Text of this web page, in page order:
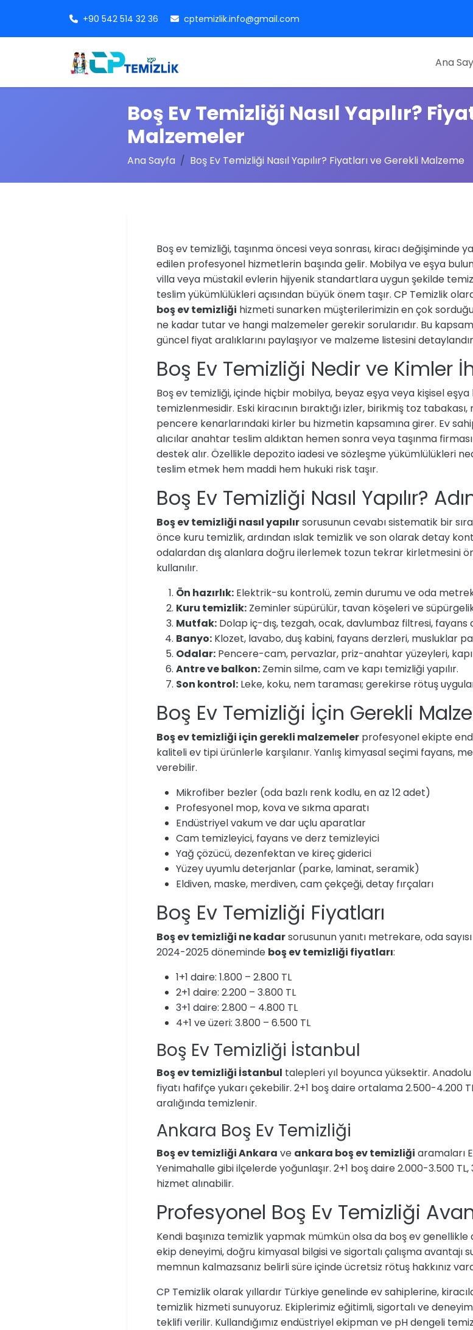
+90 542 514 32 36 cptemizlik.info@gmail.com
Ana
Boş Ev Temizliği Nasıl Yapılır?
Malzemeler
Ana Sayfa Boş Ev Temizliği Nasıl Yapılır? Fiyatları ve Gerekli Malzeme
Boş ev temizliği, taşınma öncesi veya sonrası, kiracı değişiminde
edilen profesyonel hizmetlerin başında gelir. Mobilya ve eşya
villa veya müstakil evlerin hijyenik standartlara uygun şekilde
teslim yükümlülükleri açısından büyük önem taşır. CP Temizlik
boş ev temizliği hizmeti sunarken müşterilerimizin en çok
ne kadar tutar ve hangi malzemeler gerekir sorularıdır. Bu
güncel fiyat aralıklarını paylaşıyor ve malzeme listesini
Boş Ev Temizliği Nedir ve Kimler
Boş ev temizliği, içinde hiçbir mobilya, beyaz eşya veya kişisel
temizlenmesidir. Eski kiracının bıraktığı izler, birikmiş toz
pencere kenarlarındaki kirler bu hizmetin kapsamına girer. Ev
alıcılar anahtar teslim aldıktan hemen sonra veya taşınma
destek alır. Özellikle depozito iadesi ve sözleşme yükümlülükleri
teslim etmek hem maddi hem hukuki risk taşır.
Boş Ev Temizliği Nasıl Yapılır?
Boş ev temizliği nasıl yapılırsorusunun cevabı sistematik bir
önce kuru temizlik, ardından ıslak temizlik ve son olarak detay
odalardan dış alanlara doğru ilerlemek tozun tekrar kirletmesini
kullanılır.
Ön hazırlık: Elektrik-su kontrolü, zemin durumu ve oda
Kuru temizlik: Zeminler süpürülür, tavan köşeleri ve
Mutfak: Dolap iç-dış, tezgah, ocak, davlumbaz filtresi, fayans
Banyo: Klozet, lavabo, duş kabini, fayans derzleri, musluklar
Odalar: Pencere-cam, pervazlar, priz-anahtar yüzeyleri,
Antre ve balkon: Zemin silme, cam ve kapı temizliği yapılır.
Son kontrol: Leke, koku, nem taraması; gerekirse rötuş
Boş Ev Temizliği İçin Gerekli
Boş ev temizliği için gerekli malzemeler profesyonel ekipte
kaliteli ev tipi ürünlerle karşılanır. Yanlış kimyasal seçimi fayans,
verebilir.
Mikrofiber bezler (oda bazlı renk kodlu, en az 12 adet)
Profesyonel mop, kova ve sıkma aparatı
Endüstriyel vakum ve dar uçlu aparatlar
Cam temizleyici, fayans ve derz temizleyici
Yağ çözücü, dezenfektan ve kireç giderici
Yüzey uyumlu deterjanlar (parke, laminat, seramik)
Eldiven, maske, merdiven, cam çekçeği, detay fırçaları
Boş Ev Temizliği Fiyatları
Boş ev temizliği ne kadarsorusunun yanıtı metrekare, oda
2024-2025 döneminde boş ev temizliği fiyatları:
1+1 daire: 1.800 – 2.800 TL
2+1 daire: 2.200 – 3.800 TL
3+1 daire: 2.800 – 4.800 TL
4+1 ve üzeri: 3.800 – 6.500 TL
Boş Ev Temizliği İstanbul
Boş ev temizliği İstanbul talepleri yıl boyunca yüksektir.
fiyatı hafifçe yukarı çekebilir. 2+1 boş daire ortalama 2.500-4.200
aralığında temizlenir.
Ankara Boş Ev Temizliği
Boş ev temizliği Ankara ve ankara boş ev temizliği aramaları
Yenimahalle gibi ilçelerde yoğunlaşır. 2+1 boş daire 2.000-3.500
hizmet alınabilir.
Profesyonel Boş Ev Temizliği
Kendi başınıza temizlik yapmak mümkün olsa da boş ev genellikle
ekip deneyimi, doğru kimyasal bilgisi ve sigortalı çalışma avantajı
memnun kalmazsanız belirli süre içinde ücretsiz rötuş hakkınız
CP Temizlik olarak yıllardır Türkiye genelinde ev sahiplerine,
temizlik hizmeti sunuyoruz. Ekiplerimiz eğitimli, sigortalı ve
teklifi verilir. Kullandığımız endüstriyel ekipman ve pH dengeli